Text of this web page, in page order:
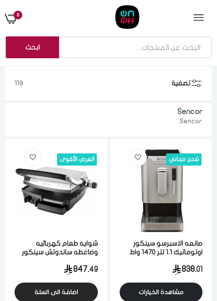
0
ابحث
تصفية 119
Sencor
Sencor.
شحن مجاني
صانعه الاسبرسو سينكور
اوتوماتيك 1.1 لتر 1470 واط
838.01
مشاهدة الخيارات
العرض الأقوى
شوايه طعام كهربائيه
وضاغطه ساندوتش سينكور
2000 واط ستيل847.49
اضافة الى السلة